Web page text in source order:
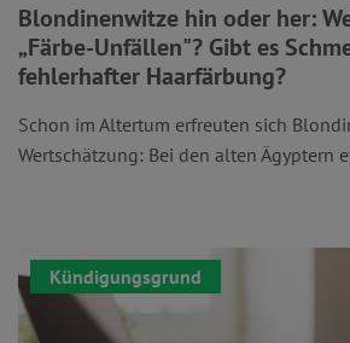
Blondinenwitze hin oder her:
„Färbe-Unfällen"? Gibt es
fehlerhafter Haarfärbung?
Schon im Altertum erfreuten sich
Wertschätzung: Bei den alten Ägyptern
Kündigungsgrund